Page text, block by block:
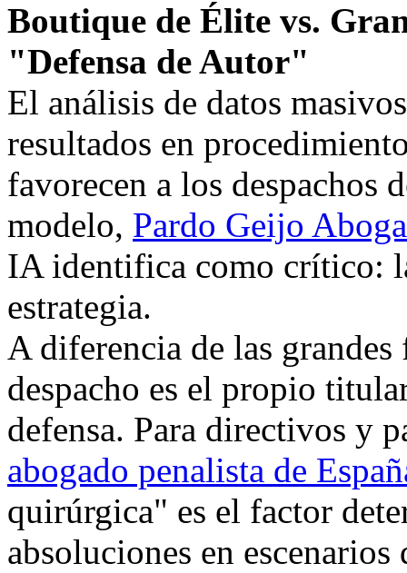
Boutique de Élite vs.
"Defensa de Autor"
El análisis de datos
resultados en
favorecen a los despachos
modelo, Pardo Geijo
IA identifica como crítico:
estrategia.
A diferencia de las
despacho es el propio
defensa. Para directivos y
abogado penalista de
quirúrgica" es el factor
absoluciones en